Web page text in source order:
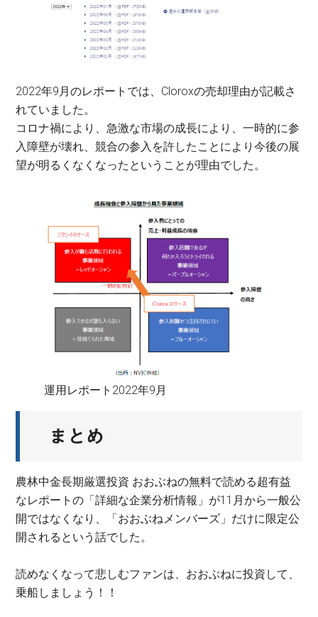
2022年9月のレポートでは、Cloroxの売却理由が記載さ
れていました。
コロナ禍により、急激な市場の成長により、一時的に参
入障壁が壊れ、競合の参入を許したことにより今後の展
望が明るくなくなったということが理由でした。
運用レポート2022年9月
まとめ
農林中金長期厳選投資 おおぶねの無料で読める超有益
なレポートの「詳細な企業分析情報」が11月から一般公
開ではなくなり、「おおぶねメンバーズ」だけに限定公
開されるという話でした。
読めなくなって悲しむファンは、おおぶねに投資して、
乗船しましょう！！